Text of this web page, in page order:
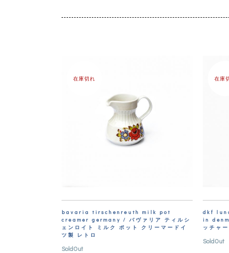
在庫切れ
bavaria tirschenreuth milk pot
creamer germany / バヴァリア ティルシ
ェンロイト ミルク ポット クリーマードイ
ツ製 レトロ
SoldOut
在庫
dkf
in
ッチャ
SoldOut